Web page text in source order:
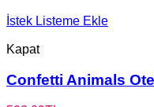
İstek Listeme Ekle
Kapat
Confetti Animals